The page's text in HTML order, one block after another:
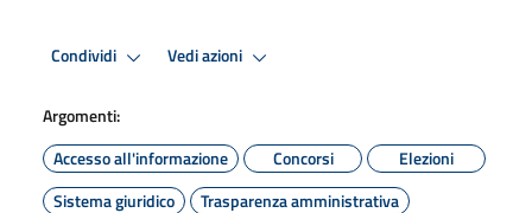
Condividi Vedi azioni
Argomenti:
Accesso all'informazione
Concorsi
Elezioni
Sistema giuridico
Trasparenza amministrativa